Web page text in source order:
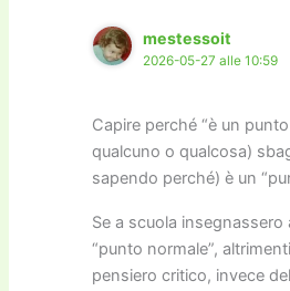
mestessoit
2026-05-27 alle 10:59
Capire perché “è un
qualcuno o qualcosa)
sapendo perché) è un
Se a scuola insegnassero
“punto normale”,
pensiero critico, invece